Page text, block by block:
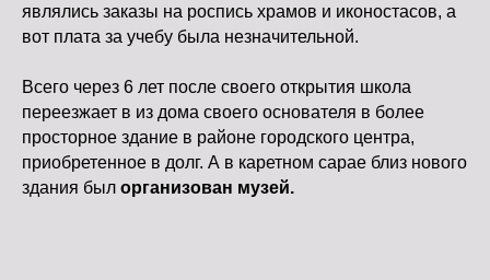
являлись заказы на роспись храмов и иконостасов, а
вот плата за учебу была незначительной.
Всего через 6 лет после своего открытия школа
переезжает в из дома своего основателя в более
просторное здание в районе городского центра,
приобретенное в долг. А в каретном сарае близ нового
здания был организован музей.